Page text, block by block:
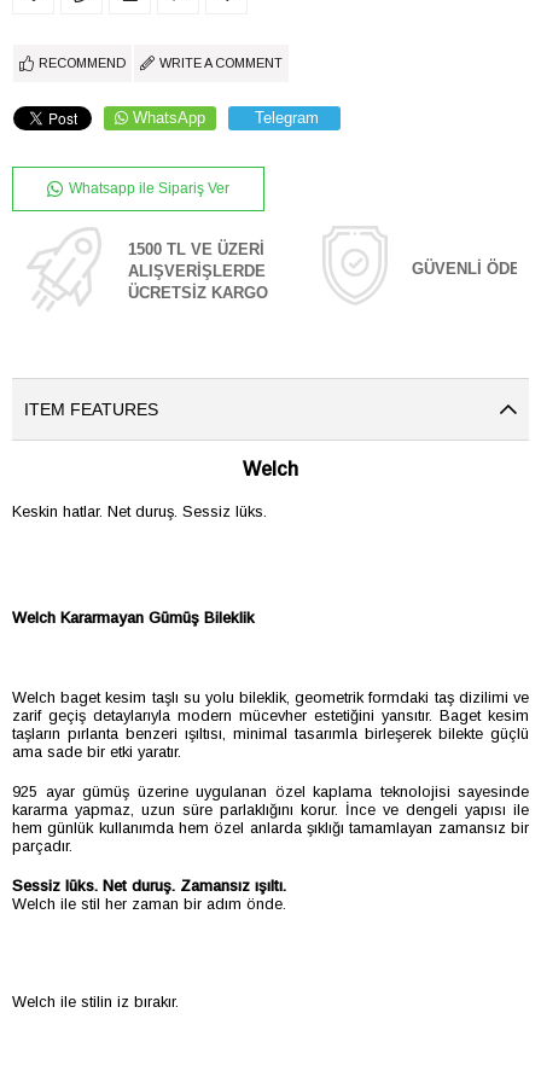
RECOMMEND WRITE A COMMENT
WhatsApp Telegram
Whatsapp ile Sipariş Ver
1500 TL VE ÜZERİ
ALIŞVERİŞLERDE
ÜCRETSİZ KARGO
GÜVENLİ
ITEM FEATURES
Welch
Keskin hatlar. Net duruş. Sessiz lüks.
Welch Kararmayan Gümüş Bileklik
Welch baget kesim taşlı su yolu bileklik, geometrik formdaki taş dizilimi ve
zarif geçiş detaylarıyla modern mücevher estetiğini yansıtır. Baget kesim
taşların pırlanta benzeri ışıltısı, minimal tasarımla birleşerek bilekte güçlü
ama sade bir etki yaratır.
925 ayar gümüş üzerine uygulanan özel kaplama teknolojisi sayesinde
kararma yapmaz, uzun süre parlaklığını korur. İnce ve dengeli yapısı ile
hem günlük kullanımda hem özel anlarda şıklığı tamamlayan zamansız bir
parçadır.
Sessiz lüks. Net duruş. Zamansız ışıltı.
Welch ile stil her zaman bir adım önde.
Welch ile stilin iz bırakır.